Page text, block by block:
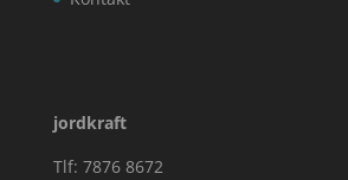
jordkraft
Tlf: 7876 8672